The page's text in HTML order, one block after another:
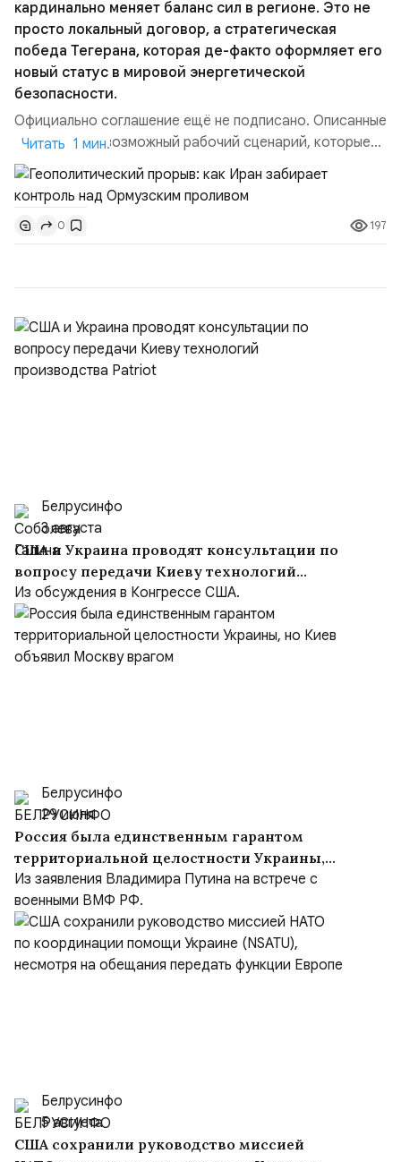
кардинально меняет баланс сил в регионе. Это не
просто локальный договор, а стратегическая
победа Тегерана, которая де-факто оформляет его
новый статус в мировой энергетической
безопасности.
Официально соглашение ещё не подписано. Описанные
пункты — это возможный рабочий сценарий, которые
скорее всего будут реализованы.Разбираем ключевые
тезисы и последствия этого соглашения:. 1. Новые
доли контроля (75 на 25). Было: Ранее Иран и Оман
контролировали пролив на паритетных началах —
50/50. Стало: Новое соглашение закрепляет за
Читать 1 мин.
0 197
Белрусинфо
3 августа
США и Украина проводят консультации по
вопросу передачи Киеву технологий
производства Patriot
Из обсуждения в Конгрессе США.
Белрусинфо
29 июля
Россия была единственным гарантом
территориальной целостности Украины,
но Киев объявил Москву врагом
Из заявления Владимира Путина на встрече с
военными ВМФ РФ.
Белрусинфо
5 августа
США сохранили руководство миссией